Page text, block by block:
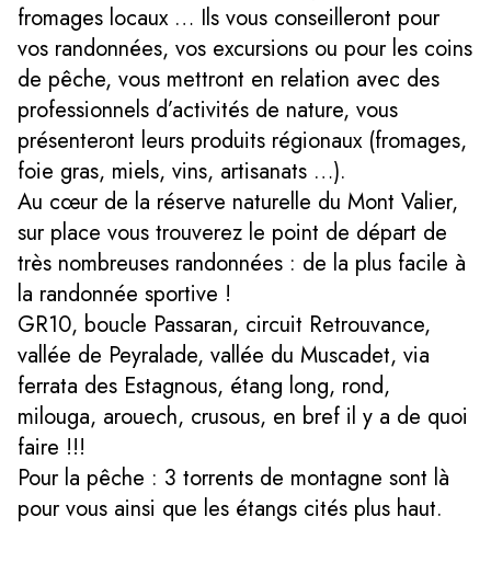
fromages locaux … Ils vous conseilleront pour
vos randonnées, vos excursions ou pour les coins
de pêche, vous mettront en relation avec des
professionnels d’activités de nature, vous
présenteront leurs produits régionaux (fromages,
foie gras, miels, vins, artisanats …).
Au cœur de la réserve naturelle du Mont Valier,
sur place vous trouverez le point de départ de
très nombreuses randonnées : de la plus facile à
la randonnée sportive !
GR10, boucle Passaran, circuit Retrouvance,
vallée de Peyralade, vallée du Muscadet, via
ferrata des Estagnous, étang long, rond,
milouga, arouech, crusous, en bref il y a de quoi
faire !!!
Pour la pêche : 3 torrents de montagne sont là
pour vous ainsi que les étangs cités plus haut.